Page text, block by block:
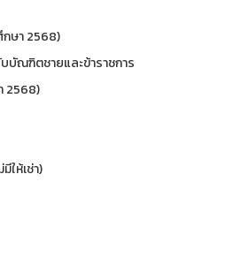
ษา 2568)
บัณฑิตชายและข้าราชการ
2568)
ให้เช่า)